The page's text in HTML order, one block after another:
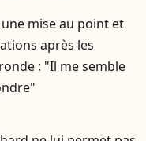
mise au point et
après les
: "Il me semble